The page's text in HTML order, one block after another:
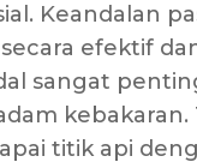
Keandalan
efektif
sangat
titik api